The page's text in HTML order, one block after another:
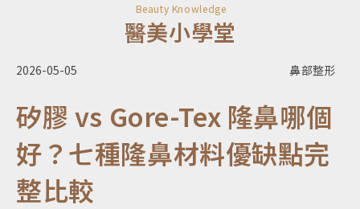
Beauty Knowledge
醫美小學堂
2026-05-05 鼻部整形
矽膠 vs Gore-Tex 隆鼻哪個
好？七種隆鼻材料優缺點完
整比較